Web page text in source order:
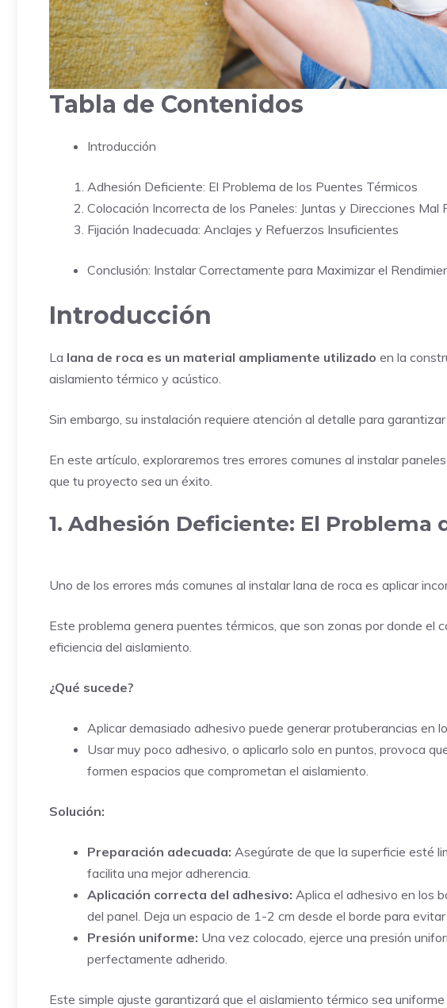
Tabla de Contenidos
Introducción
Adhesión Deficiente: El Problema de los Puentes Térmicos
Colocación Incorrecta de los Paneles: Juntas y Direcciones Mal
Fijación Inadecuada: Anclajes y Refuerzos Insuficientes
Conclusión: Instalar Correctamente para Maximizar el
Introducción
La lana de roca es un material ampliamente utilizado en la
aislamiento térmico y acústico.
Sin embargo, su instalación requiere atención al detalle para
En este artículo, exploraremos tres errores comunes al instalar
que tu proyecto sea un éxito.
1. Adhesión Deficiente: El Problema
Uno de los errores más comunes al instalar lana de roca es aplicar
Este problema genera puentes térmicos, que son zonas por donde el
eficiencia del aislamiento.
¿Qué sucede?
Aplicar demasiado adhesivo puede generar protuberancias en
Usar muy poco adhesivo, o aplicarlo solo en puntos, provoca
formen espacios que comprometan el aislamiento.
Solución:
Preparación adecuada: Asegúrate de que la superficie esté
facilita una mejor adherencia.
Aplicación correcta del adhesivo: Aplica el adhesivo en los
del panel. Deja un espacio de 1-2 cm desde el borde para
Presión uniforme: Una vez colocado, ejerce una presión
perfectamente adherido.
Este simple ajuste garantizará que el aislamiento térmico sea